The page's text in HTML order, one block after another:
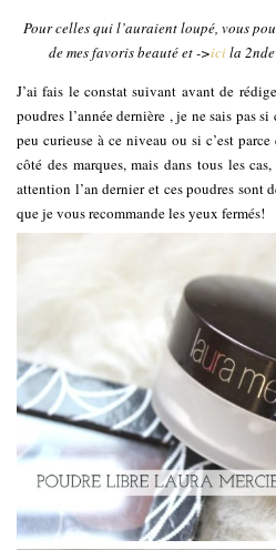
Pour celles qui l’auraient loupé, vous
de mes favoris beauté et ->icila
J’ai fais le constat suivant avant de
poudres l’année dernière , je ne sais pas
peu curieuse à ce niveau ou si c’est
côté des marques, mais dans tous les
attention l’an dernier et ces poudres sont
que je vous recommande les yeux fermés!